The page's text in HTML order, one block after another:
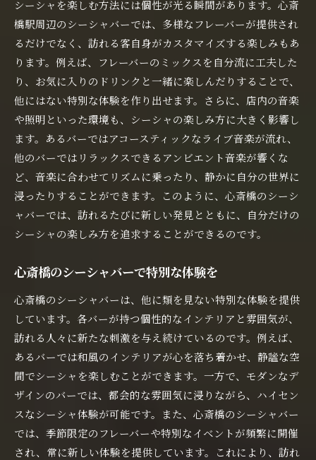
シーシャを楽しむ方法には個性が光る瞬間があります。心斎
橋駅周辺のシーシャバーでは、多様なフレーバーが提供され
るだけでなく、訪れる客自身がカスタマイズする楽しみもあ
ります。例えば、フレーバーのミックスを自分流に工夫した
り、お気に入りのドリンクと一緒に楽しんだりすることで、
他にはない特別な体験を作り出せます。さらに、店内の音楽
や照明といった環境も、シーシャの楽しみ方に大きく影響し
ます。あるバーではアコースティックなライブ音楽が流れ、
他のバーではリラックスできるアンビエント音楽が響くな
ど、音楽に合わせてリズムに乗ったり、静かに自分の世界に
浸ったりすることができます。このように、心斎橋のシーシ
ャバーでは、訪れるたびに新しい発見とともに、自分だけの
シーシャの楽しみ方を追求することができるのです。
心斎橋のシーシャバーで特別な体験を
心斎橋のシーシャバーは、他に類を見ない特別な体験を提供
しています。各バーが持つ個性的なインテリアと雰囲気が、
訪れる人々に新たな刺激を与え続けているのです。例えば、
あるバーでは和風のインテリアが心を落ち着かせ、静謐な空
間でシーシャを楽しむことができます。一方で、モダンなデ
ザインのバーでは、都会的な雰囲気に浸りながら、ハイセン
スなシーシャ体験が可能です。また、心斎橋のシーシャバー
では、季節限定のフレーバーや特別なイベントが頻繁に開催
され、常に新しい体験を提供しています。これにより、訪れ